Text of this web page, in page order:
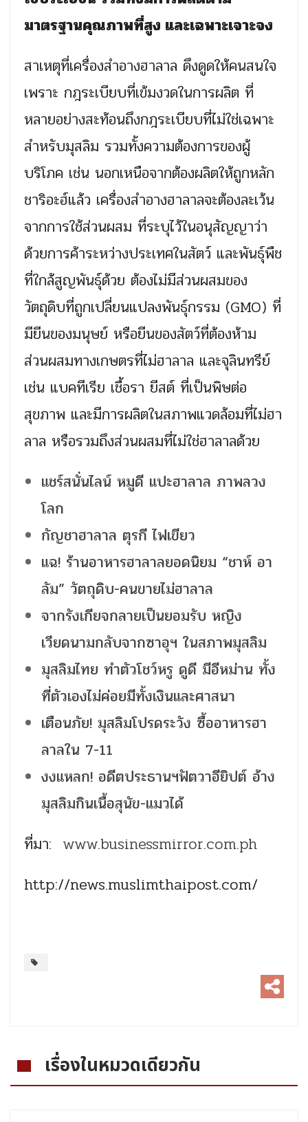
มาตรฐานคุณภาพที่สูง และเฉพาะเจาะจง
สาเหตุที่เครื่องสำอางฮาลาล ดึงดูดให้คนสนใจ
เพราะ กฎระเบียบที่เข้มงวดในการผลิต ที่
หลายอย่างสะท้อนถึงกฎระเบียบที่ไม่ใช่เฉพาะ
สำหรับมุสลิม รวมทั้งความต้องการของผู้
บริโภค เช่น นอกเหนือจากต้องผลิตให้ถูกหลัก
ชาริอะฮ์แล้ว เครื่องสำอางฮาลาลจะต้องละเว้น
จากการใช้ส่วนผสม ที่ระบุไว้ในอนุสัญญาว่า
ด้วยการค้าระหว่างประเทศในสัตว์ และพันธุ์พืช
ที่ใกล้สูญพันธุ์ด้วย ต้องไม่มีส่วนผสมของ
วัตถุดิบที่ถูกเปลี่ยนแปลงพันธุ์กรรม (GMO) ที่
มียีนของมนุษย์ หรือยีนของสัตว์ที่ต้องห้าม
ส่วนผสมทางเกษตรที่ไม่ฮาลาล และจุลินทรีย์
เช่น แบคทีเรีย เชื้อรา ยีสต์ ที่เป็นพิษต่อ
สุขภาพ และมีการผลิตในสภาพแวดล้อมที่ไม่ฮา
ลาล หรือรวมถึงส่วนผสมที่ไม่ใช่ฮาลาลด้วย
แชร์สนั่นไลน์ หมูดี แปะฮาลาล ภาพลวง
โลก
กัญชาฮาลาล ตุรกี ไฟเขียว
แฉ! ร้านอาหารฮาลาลยอดนิยม “ชาห์ อา
ลัม” วัตถุดิบ-คนขายไม่ฮาลาล
จากรังเกียจกลายเป็นยอมรับ หญิง
เวียดนามกลับจากซาอุฯ ในสภาพมุสลิม
มุสลิมไทย ทำตัวโชว์หรู ดูดี มีอีหม่าน ทั้ง
ที่ตัวเองไม่ค่อยมีทั้งเงินและศาสนา
เตือนภัย! มุสลิมโปรดระวัง ซื้ออาหารฮา
ลาลใน 7-11
งงแหลก! อดีตประธานฯฟัตวาอียิปต์ อ้าง
มุสลิมกินเนื้อสุนัข-แมวได้
ที่มา: www.businessmirror.com.ph
http://news.muslimthaipost.com/
เรื่องในหมวดเดียวกัน